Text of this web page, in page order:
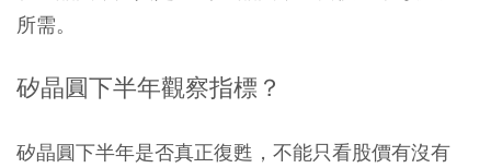
所需。
矽晶圓下半年觀察指標？
矽晶圓下半年是否真正復甦，不能只看股價有沒有